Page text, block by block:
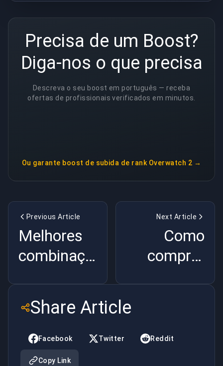
Precisa de um Boost?
Diga-nos o que precisa
Descreva o seu boost em português — receba
ofertas de profissionais verificados em minutos.
Ou garante boost de subida de rank Overwatch 2 →
Previous Article
Melhores
combinações
em Apex
Legends
Next Article
Como
comprar
Share Article
Facebook Twitter Reddit
Copy Link